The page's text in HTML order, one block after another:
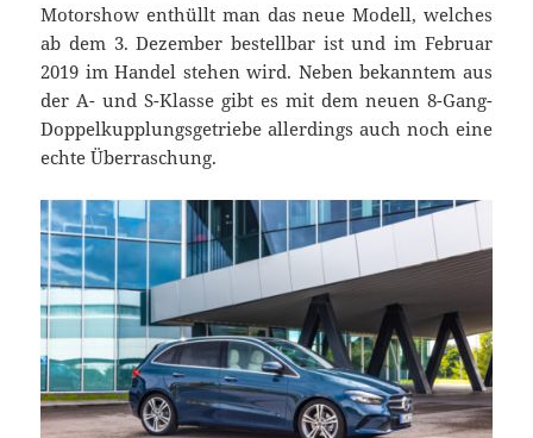
Motorshow enthüllt man das neue Modell, welches
ab dem 3. Dezember bestellbar ist und im Februar
2019 im Handel stehen wird. Neben bekanntem aus
der A- und S-Klasse gibt es mit dem neuen 8-Gang-
Doppelkupplungsgetriebe allerdings auch noch eine
echte Überraschung.